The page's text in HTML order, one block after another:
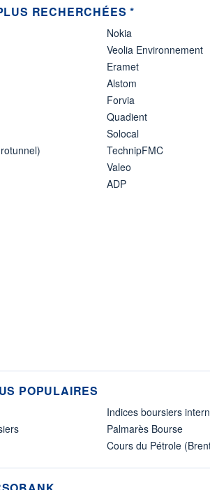
RECHERCHÉES *
Nokia
Veolia Environnement
Eramet
Alstom
Forvia
Quadient
Solocal
TechnipFMC
Valeo
ADP
POPULAIRES
Indices boursiers
Palmarès Bourse
Cours du Pétrole